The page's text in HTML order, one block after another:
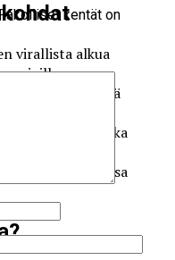
virallista alkua
pääsystä
voitosta, joka
jossa
kentät on